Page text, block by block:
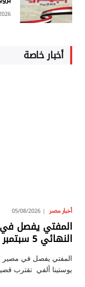
أخبار خاصة
أخبار مصر 05/08/2026
المفتي يفصل في
النهائي 5 سبتمبر
يوستينا ألفي تقترب